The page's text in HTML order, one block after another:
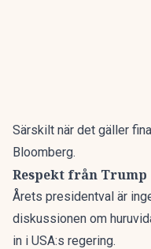
Särskilt när det gäller
Bloomberg.
Respekt från Trump
Årets presidentval är
diskussionen om
in i USA:s regering.